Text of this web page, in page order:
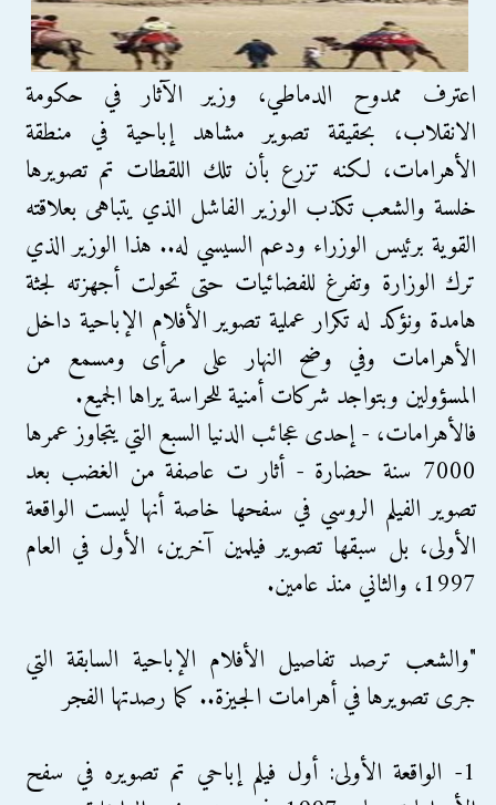
اعترف ممدوح الدماطي، وزير الآثار في حكومة
الانقلاب، بحقيقة تصوير مشاهد إباحية في منطقة
الأهرامات، لكنه تزرع بأن تلك اللقطات تم تصويرها
خلسة والشعب تكذب الوزير الفاشل الذي يتباهى بعلاقته
القوية برئيس الوزراء ودعم السيسي له.. هذا الوزير الذي
ترك الوزارة وتفرغ للفضائيات حتى تحولت أجهزته لجثة
هامدة ونؤكد له تكرار عملية تصوير الأفلام الإباحية داخل
الأهرامات وفي وضح النهار على مرأى ومسمع من
المسؤولين وبتواجد شركات أمنية للحراسة يراها الجميع.
فالأهرامات، - إحدى عجائب الدنيا السبع التي يتجاوز عمرها
7000 سنة حضارة - أثار ت عاصفة من الغضب بعد
تصوير الفيلم الروسي في سفحها خاصة أنها ليست الواقعة
الأولى، بل سبقها تصوير فيلمين آخرين، الأول في العام
1997، والثاني منذ عامين.
"والشعب ترصد تفاصيل الأفلام الإباحية السابقة التي
جرى تصويرها في أهرامات الجيزة.. كما رصدتها الفجر
1- الواقعة الأولى: أول فيلم إباحي تم تصويره في سفح